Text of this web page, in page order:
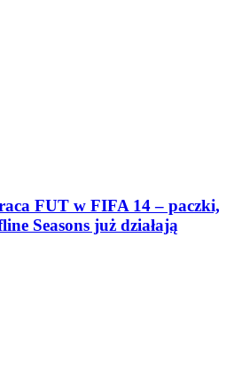
FUT w FIFA 14 – paczki,
Seasons już działają